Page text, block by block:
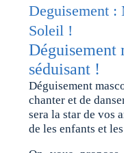
Deguisement :
Soleil !
Déguisement
séduisant !
Déguisement
chanter et de
sera la star de vos
de les enfants et